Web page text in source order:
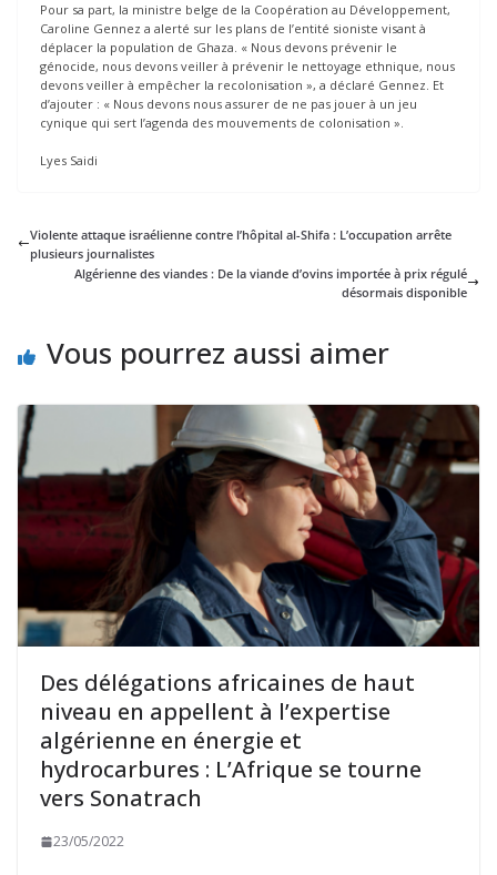
Pour sa part, la ministre belge de la Coopération au Développement,
Caroline Gennez a alerté sur les plans de l’entité sioniste visant à
déplacer la population de Ghaza. « Nous devons prévenir le
génocide, nous devons veiller à prévenir le nettoyage ethnique, nous
devons veiller à empêcher la recolonisation », a déclaré Gennez. Et
d’ajouter : « Nous devons nous assurer de ne pas jouer à un jeu
cynique qui sert l’agenda des mouvements de colonisation ».
Lyes Saidi
Violente attaque israélienne contre l’hôpital al-Shifa : L’occupation arrête
plusieurs journalistes
Algérienne des viandes : De la viande d’ovins importée à prix régulé
désormais disponible
Vous pourrez aussi aimer
Des délégations africaines de haut
niveau en appellent à l’expertise
algérienne en énergie et
hydrocarbures : L’Afrique se tourne
vers Sonatrach
23/05/2022